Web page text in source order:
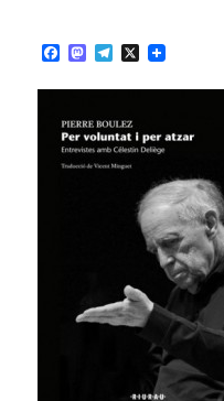
F
c
b
o
o
k
M
s
o
d
o
n
T
l
g
r
a
m
X